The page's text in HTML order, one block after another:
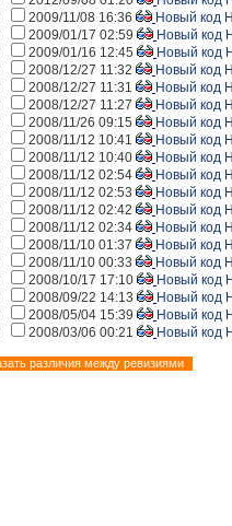
2009/11/08 16:36
Новый код
2009/01/17 02:59
Новый код
2009/01/16 12:45
Новый код
2008/12/27 11:32
Новый код
2008/12/27 11:31
Новый код
2008/12/27 11:27
Новый код
2008/11/26 09:15
Новый код
2008/11/12 10:41
Новый код
2008/11/12 10:40
Новый код
2008/11/12 02:54
Новый код
2008/11/12 02:53
Новый код
2008/11/12 02:42
Новый код
2008/11/12 02:34
Новый код
2008/11/10 01:37
Новый код
2008/11/10 00:33
Новый код
2008/10/17 17:10
Новый код
2008/09/22 14:13
Новый код
2008/05/04 15:39
Новый код
2008/03/06 00:21
Новый код